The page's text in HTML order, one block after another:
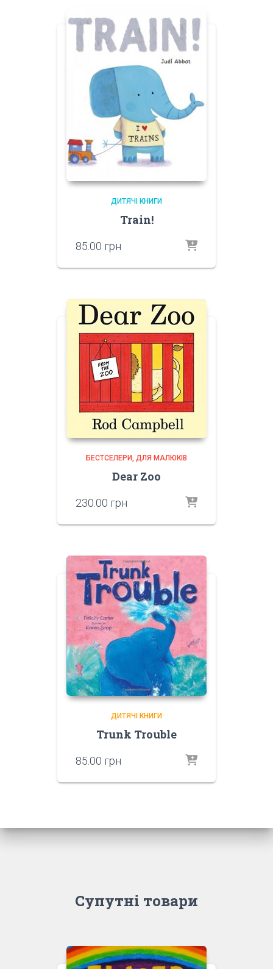
ДИТЯЧІ КНИГИ
Train!
85.00 грн
БЕСТСЕЛЕРИ ДЛЯ МАЛЮКІВ
Dear Zoo
230.00 грн
ДИТЯЧІ КНИГИ
Trunk Trouble
85.00 грн
Супутні товари